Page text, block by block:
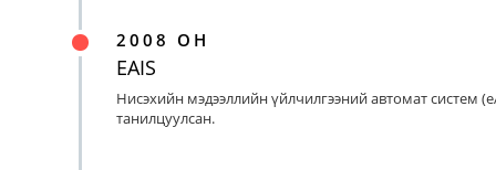
2008 ОН
EAIS
Нисэхийн мэдээллийн үйлчилгээний автомат систем
танилцуулсан.